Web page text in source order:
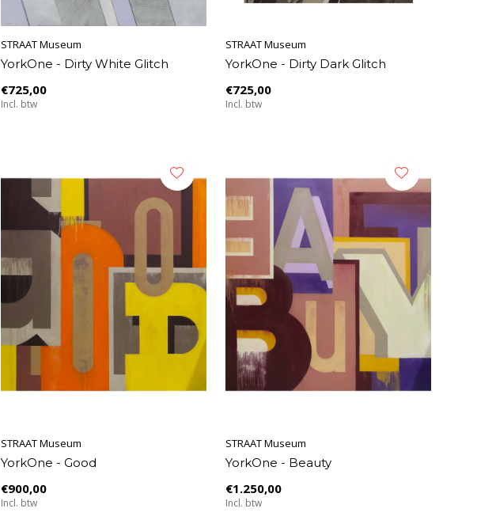
STRAAT Museum
YorkOne - Dirty White Glitch
€725,00
Incl. btw
STRAAT Museum
YorkOne - Dirty Dark Glitch
€725,00
Incl. btw
STRAAT Museum
YorkOne - Good
€900,00
Incl. btw
STRAAT Museum
YorkOne - Beauty
€1.250,00
Incl. btw